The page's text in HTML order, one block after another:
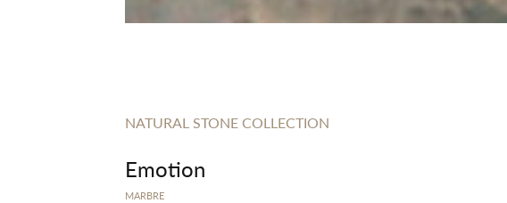
NATURAL STONE COLLECTION
Emotion
MARBRE